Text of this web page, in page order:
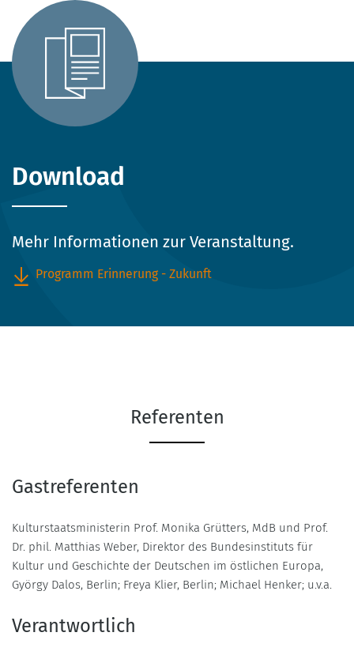
Download
Mehr Informationen zur Veranstaltung.
Programm Erinnerung - Zukunft
Referenten
Gastreferenten
Kulturstaatsministerin Prof. Monika Grütters, MdB und Prof.
Dr. phil. Matthias Weber, Direktor des Bundesinstituts für
Kultur und Geschichte der Deutschen im östlichen Europa,
György Dalos, Berlin; Freya Klier, Berlin; Michael Henker; u.v.a.
Verantwortlich